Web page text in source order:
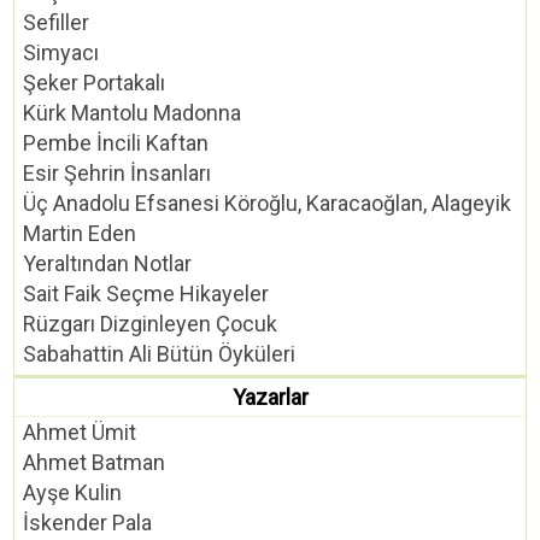
Sefiller
Simyacı
Şeker Portakalı
Kürk Mantolu Madonna
Pembe İncili Kaftan
Esir Şehrin İnsanları
Üç Anadolu Efsanesi Köroğlu, Karacaoğlan, Alageyik
Martin Eden
Yeraltından Notlar
Sait Faik Seçme Hikayeler
Rüzgarı Dizginleyen Çocuk
Sabahattin Ali Bütün Öyküleri
Yazarlar
Ahmet Ümit
Ahmet Batman
Ayşe Kulin
İskender Pala